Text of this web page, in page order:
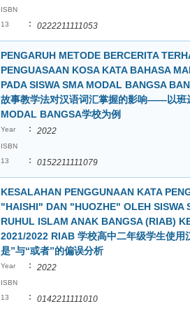
ISBN
13
: 0222211111053
PENGARUH METODE BERCERITA
PENGUASAAN KOSA KATA BAHASA
PADA SISWA SMA MODAL BANGSA
故事教学法对汉语词汇掌握的影响——以班
MODAL BANGSA学校为例
Year : 2022
ISBN
13
: 0152211111079
KESALAHAN PENGGUNAAN KATA
"HAISHI" DAN "HUOZHE" OLEH SISWA
RUHUL ISLAM ANAK BANGSA (RIAB)
2021/2022 RIAB 学校高中二年级学生使用
是”与“或者”的偏误分析
Year : 2022
ISBN
13
: 0142211111010